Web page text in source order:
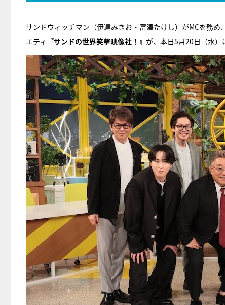
サンドウィッチマン（伊達みきお・富澤たけし）がMCを務
エティ 『サンドの世界笑撃映像社！』 が、本日5月20日（水）